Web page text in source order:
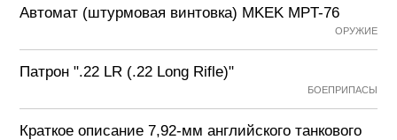
Автомат (штурмовая винтовка) MKEK MPT-76
ОРУЖИЕ
Патрон ".22 LR (.22 Long Rifle)"
БОЕПРИПАСЫ
Краткое описание 7,92-мм английского танкового